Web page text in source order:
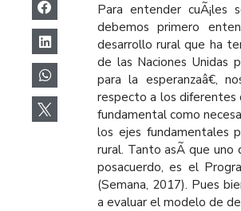
Para entender cuÃ¡les
debemos primero
desarrollo rural que ha
de las Naciones Unidas
para la esperanzaâ€,
respecto a los diferentes
fundamental como
los ejes fundamentales
rural. Tanto asÃ­ que
posacuerdo, es el
(Semana, 2017). Pues
a evaluar el modelo de